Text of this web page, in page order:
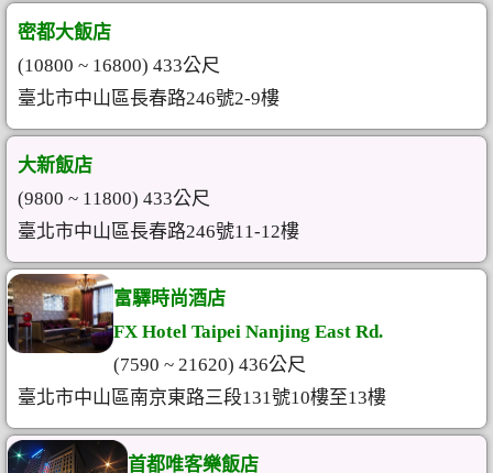
密都大飯店
(10800 ~ 16800) 433公尺
臺北市中山區長春路246號2-9樓
大新飯店
(9800 ~ 11800) 433公尺
臺北市中山區長春路246號11-12樓
富驛時尚酒店
FX Hotel Taipei Nanjing East Rd.
(7590 ~ 21620) 436公尺
臺北市中山區南京東路三段131號10樓至13樓
首都唯客樂飯店